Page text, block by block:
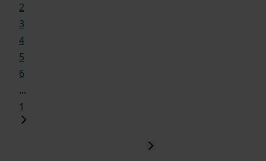
2
3
4
5
6
...
1